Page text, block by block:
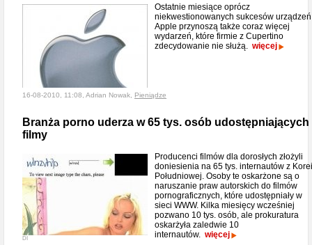
Ostatnie miesiące oprócz
niekwestionowanych sukcesów urządzeń
Apple przynoszą także coraz więcej
wydarzeń, które firmie z Cupertino
zdecydowanie nie służą. więcej
16-08-2010, 11:08, Adrian Nowak, Pieniądze
Branża porno uderza w 65 tys. osób udostępniających
filmy
DI
Producenci filmów dla dorosłych złożyli
doniesienia na 65 tys. internautów z Korei
Południowej. Osoby te oskarżone są o
naruszanie praw autorskich do filmów
pornograficznych, które udostępniały w
sieci WWW. Kilka miesięcy wcześniej
pozwano 10 tys. osób, ale prokuratura
oskarżyła zaledwie 10
internautów. więcej